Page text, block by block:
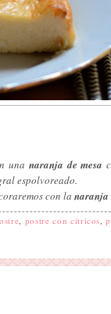
una naranja de mesa
espolvoreado.
con la naranja
postre con citricos ,